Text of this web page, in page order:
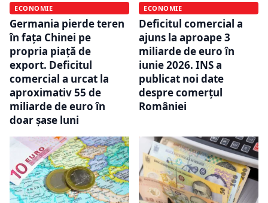
ECONOMIE
Germania pierde teren
în fața Chinei pe
propria piață de
export. Deficitul
comercial a urcat la
aproximativ 55 de
miliarde de euro în
doar șase luni
ECONOMIE
Deficitul comercial a
ajuns la aproape 3
miliarde de euro în
iunie 2026. INS a
publicat noi date
despre comerțul
României